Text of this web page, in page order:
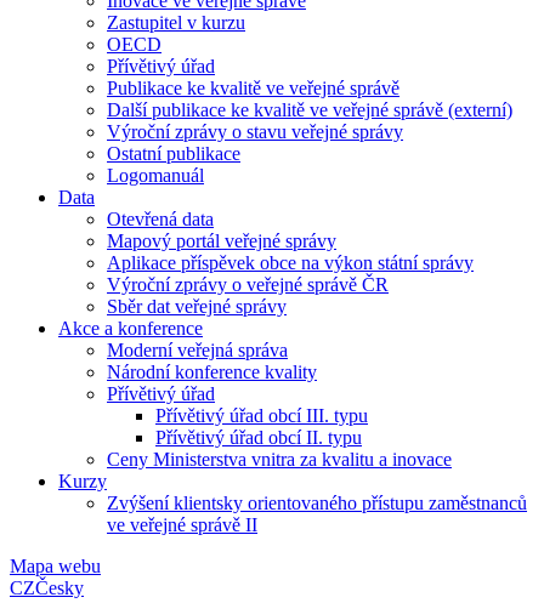
Zastupitel v kurzu
OECD
Přívětivý úřad
Publikace ke kvalitě ve veřejné správě
Další publikace ke kvalitě ve veřejné správě (externí)
Výroční zprávy o stavu veřejné správy
Ostatní publikace
Logomanuál
Data
Otevřená data
Mapový portál veřejné správy
Aplikace příspěvek obce na výkon státní správy
Výroční zprávy o veřejné správě ČR
Sběr dat veřejné správy
Akce a konference
Moderní veřejná správa
Národní konference kvality
Přívětivý úřad
Přívětivý úřad obcí III. typu
Přívětivý úřad obcí II. typu
Ceny Ministerstva vnitra za kvalitu a inovace
Kurzy
Zvýšení klientsky orientovaného přístupu zaměstnanců
ve veřejné správě II
Mapa webu
CZČesky